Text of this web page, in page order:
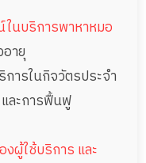
นบริการพาหาหมอ
ายุ
ารในกิจวัตรประจำ
ละการฟื้นฟู
งผู้ใช้บริการ และ